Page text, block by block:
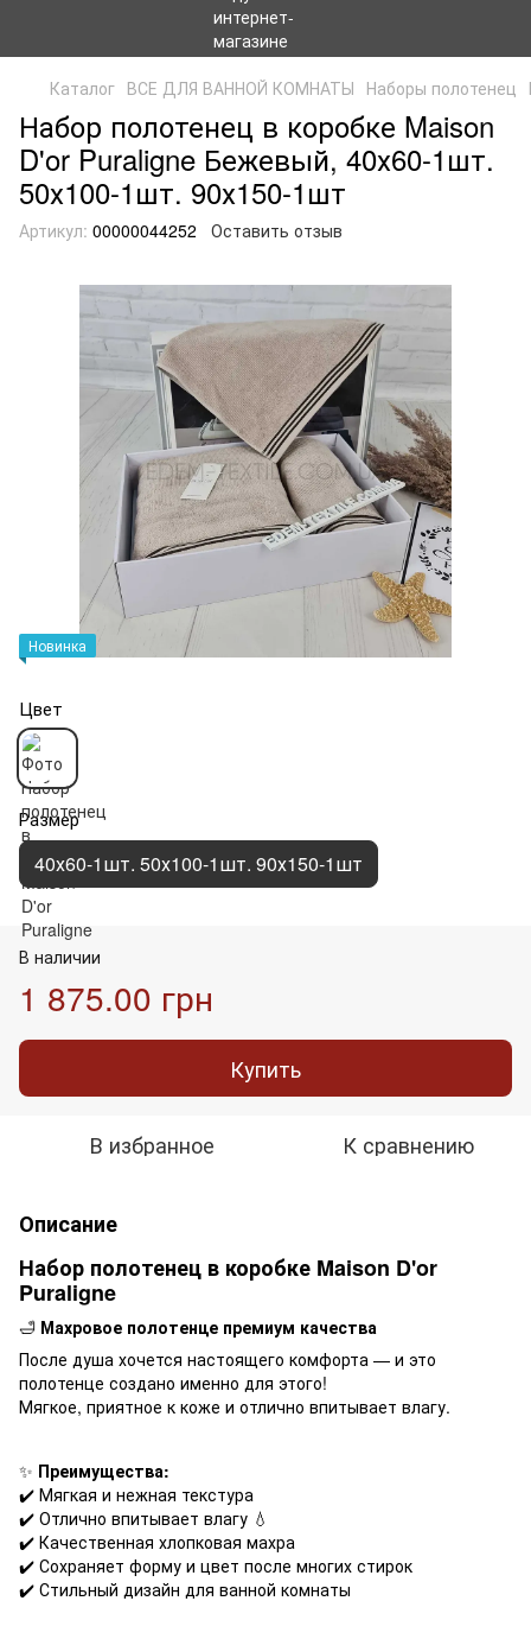
Каталог ВСЕ ДЛЯ ВАННОЙ КОМНАТЫ Наборы полотенец
Набор полотенец в коробке Maison
D'or Puraligne Бежевый, 40х60-1шт.
50х100-1шт. 90х150-1шт
Артикул: 00000044252 Оставить отзыв
Новинка
Цвет
Размер
40х60-1шт. 50х100-1шт. 90х150-1шт
В наличии
1 875.00 грн
Купить
В избранное К сравнению
Описание
Набор полотенец в коробке Maison D'or
Puraligne
🛁 Махровое полотенце премиум качества
После душа хочется настоящего комфорта — и это
полотенце создано именно для этого!
Мягкое, приятное к коже и отлично впитывает влагу.
✨ Преимущества:
✔️ Мягкая и нежная текстура
✔️ Отлично впитывает влагу 💧
✔️ Качественная хлопковая махра
✔️ Сохраняет форму и цвет после многих стирок
✔️ Стильный дизайн для ванной комнаты